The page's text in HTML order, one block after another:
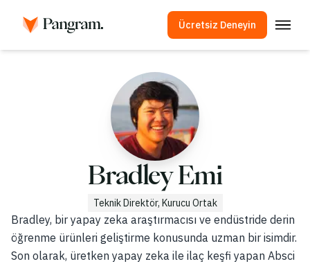
Ücretsiz Deneyin
İntihal Kontrolü
Çok Dilli Yapay Zeka Algılama
Bradley Emi
Teknik Direktör, Kurucu Ortak
Bradley, bir yapay zeka araştırmacısı ve endüstride derin
öğrenme ürünleri geliştirme konusunda uzman bir isimdir.
Son olarak, üretken yapay zeka ile ilaç keşfi yapan Absci